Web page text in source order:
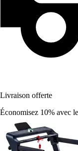
Livraison offerte
Économisez 10% avec